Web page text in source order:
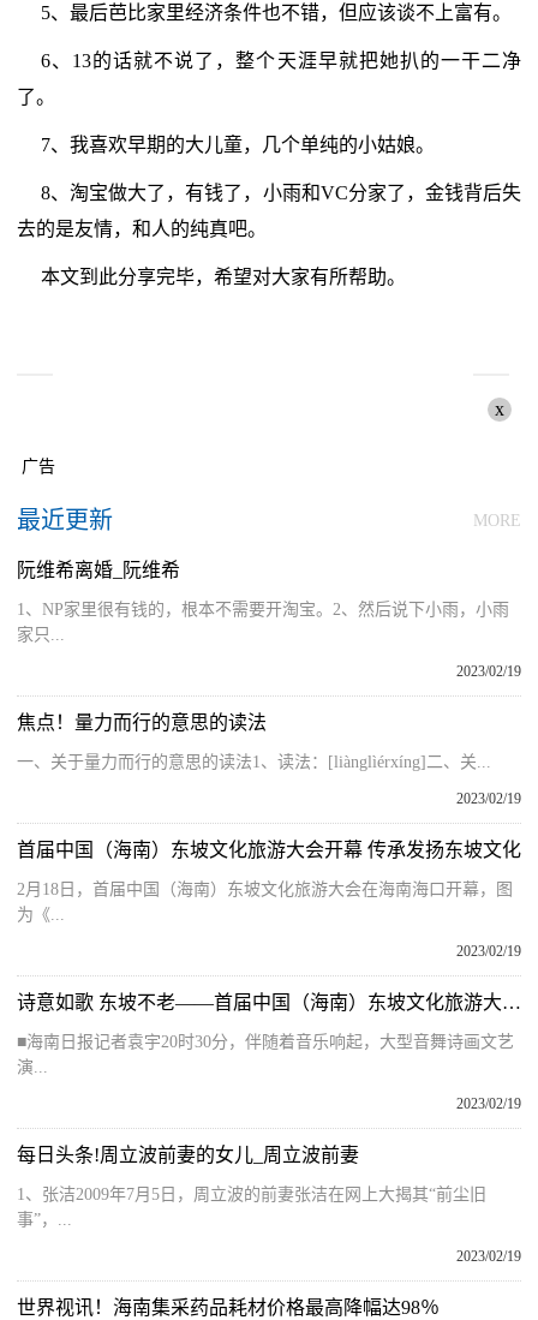
5、最后芭比家里经济条件也不错，但应该谈不上富有。
6、13的话就不说了，整个天涯早就把她扒的一干二净
了。
7、我喜欢早期的大儿童，几个单纯的小姑娘。
8、淘宝做大了，有钱了，小雨和VC分家了，金钱背后失
去的是友情，和人的纯真吧。
本文到此分享完毕，希望对大家有所帮助。
x
广告
最近更新 MORE
阮维希离婚_阮维希
1、NP家里很有钱的，根本不需要开淘宝。2、然后说下小雨，小雨
家只...
2023/02/19
焦点！量力而行的意思的读法
一、关于量力而行的意思的读法1、读法：[liànglìérxíng]二、关...
2023/02/19
首届中国（海南）东坡文化旅游大会开幕 传承发扬东坡文化
2月18日，首届中国（海南）东坡文化旅游大会在海南海口开幕，图
为《...
2023/02/19
诗意如歌 东坡不老——首届中国（海南）东坡文化旅游大会开幕式侧记
■海南日报记者袁宇20时30分，伴随着音乐响起，大型音舞诗画文艺
演...
2023/02/19
每日头条!周立波前妻的女儿_周立波前妻
1、张洁2009年7月5日，周立波的前妻张洁在网上大揭其“前尘旧
事”，...
2023/02/19
世界视讯！海南集采药品耗材价格最高降幅达98％